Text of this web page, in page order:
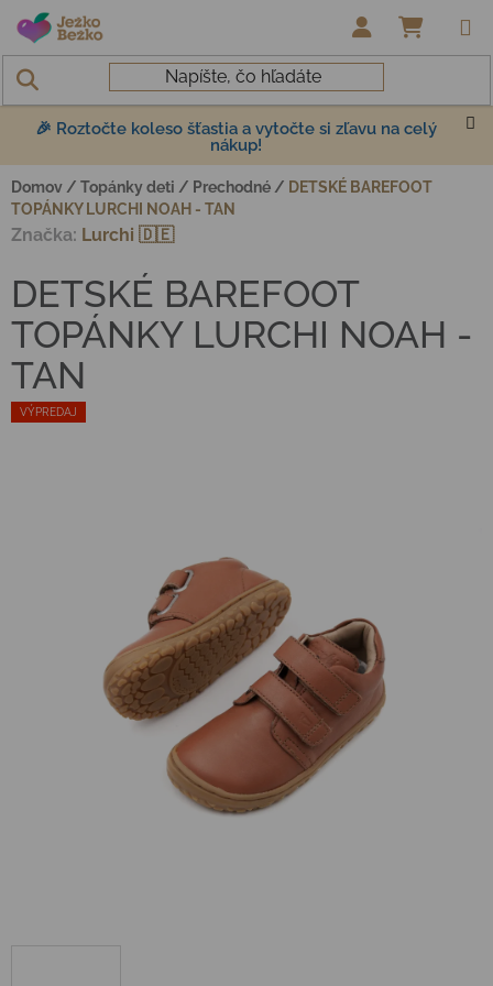
Prejsť na obsah
🎉 Roztočte koleso šťastia a vytočte si zľavu na celý
nákup!
Domov / Topánky deti / Prechodné / DETSKÉ BAREFOOT
TOPÁNKY LURCHI NOAH - TAN
VÝPREDAJ
DETSKÉ BAREFOOT
TOPÁNKY LURCHI NOAH -
TAN
Značka: Lurchi 🇩🇪